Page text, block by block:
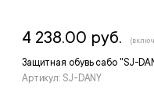
Защитная обувь сабо "SJ-
Артикул: SJ-DANY
4 238.00 руб.